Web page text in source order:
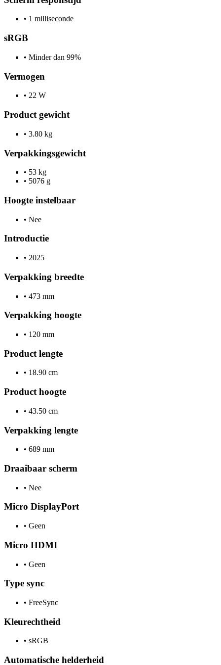
• 1 milliseconde
sRGB
• Minder dan 99%
Vermogen
• 22 W
Product gewicht
• 3.80 kg
Verpakkingsgewicht
• 53 kg
• 5076 g
Hoogte instelbaar
• Nee
Introductie
• 2025
Verpakking breedte
• 473 mm
Verpakking hoogte
• 120 mm
Product lengte
• 18.90 cm
Product hoogte
• 43.50 cm
Verpakking lengte
• 689 mm
Draaibaar scherm
• Nee
Micro DisplayPort
• Geen
Micro HDMI
• Geen
Type sync
• FreeSync
Kleurechtheid
• sRGB
Automatische helderheid